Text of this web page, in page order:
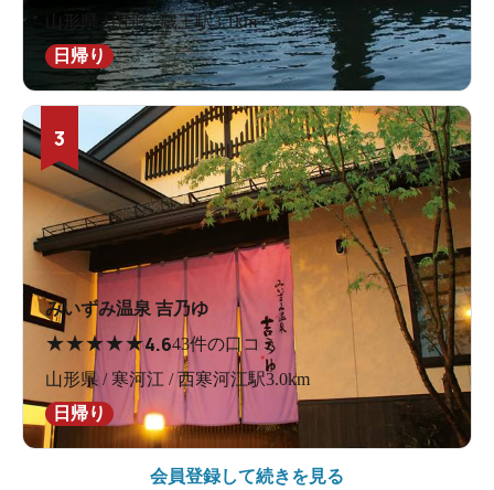
山形県 / 山形 / 蔵王駅3.1km
日帰り
3
みいずみ温泉 吉乃ゆ
★★★★★4.643件の口コミ
山形県 / 寒河江 / 西寒河江駅3.0km
日帰り
会員登録して続きを見る